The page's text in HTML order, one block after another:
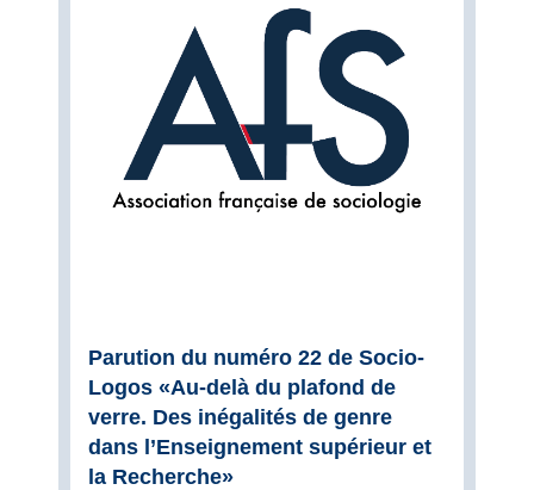
Parution du numéro 22 de Socio-
Logos «Au-delà du plafond de
verre. Des inégalités de genre
dans l’Enseignement supérieur et
la Recherche»